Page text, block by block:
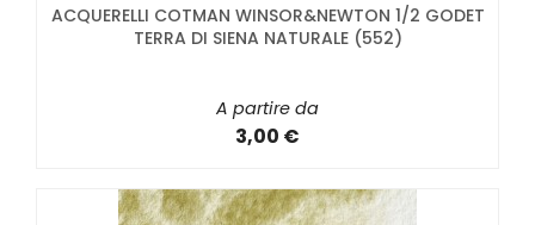
ACQUERELLI COTMAN WINSOR&NEWTON 1/2 GODET
TERRA DI SIENA NATURALE (552)
A partire da
3,00 €